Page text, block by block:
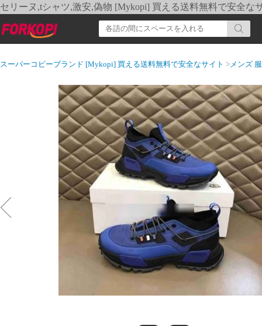
セリーヌ,tシャツ,激安,偽物 [Mykopi] 買える送料無料で安全な
スーパーコピーブランド [Mykopi] 買える送料無料で安全なサイト >メンズ 服